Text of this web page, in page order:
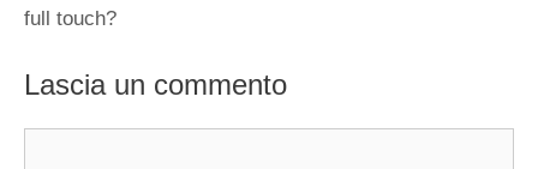
full touch?
Lascia un commento